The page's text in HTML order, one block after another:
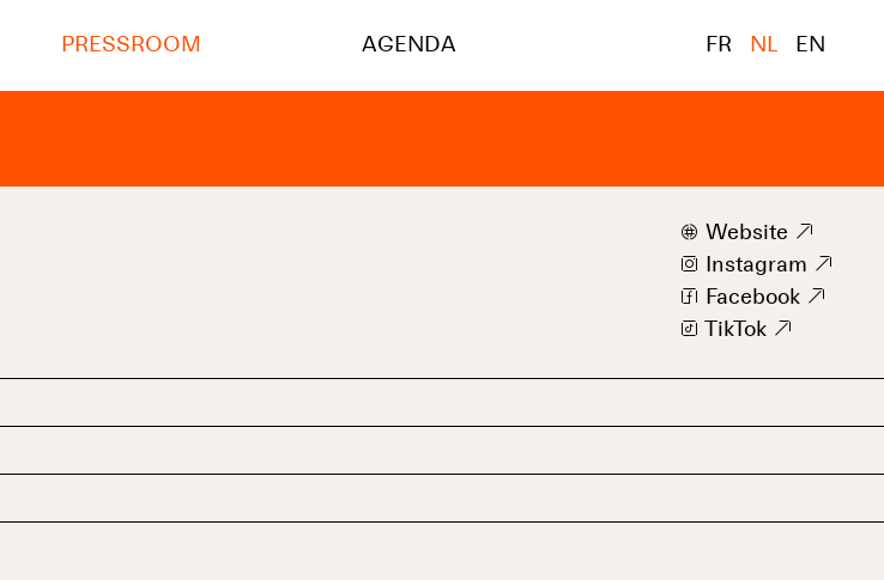
PRESSROOM AGENDA FR NL EN
w Website 9
i
Instagram 9
f Facebook 9
t
TikTok 9